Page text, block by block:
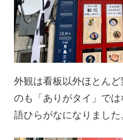
外観は看板以外ほとん
のも「ありがタイ」で
語ひらがなになりました。